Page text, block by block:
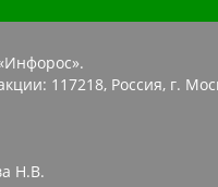
117218, Россия, г.
Н.В.